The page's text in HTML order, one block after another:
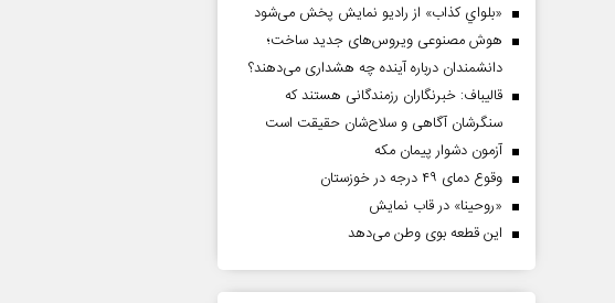
«بلواي کذاب» از رادیو نمایش پخش می‌شود
هوش مصنوعی ویروس‌های جدید ساخت؛
دانشمندان درباره آینده چه هشداری می‌دهند؟
قالیباف: خبرنگاران رزمندگانی هستند که
سنگرشان آگاهی و سلاح‌شان حقیقت است
آزمون دشوار پیمان مکه
وقوع دمای ۴۹ درجه در خوزستان
«روحینا» در قاب نمایش
این قطعه بوی وطن می‌دهد